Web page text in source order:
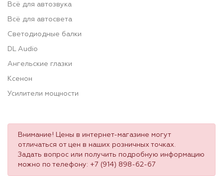
Всё для автозвука
Всё для автосвета
Светодиодные балки
DL Audio
Ангельские глазки
Ксенон
Усилители мощности
Внимание! Цены в интернет-магазине могут
отличаться от цен в наших розничных точках.
Задать вопрос или получить подробную информацию
можно по телефону: +7 (914) 898-62-67